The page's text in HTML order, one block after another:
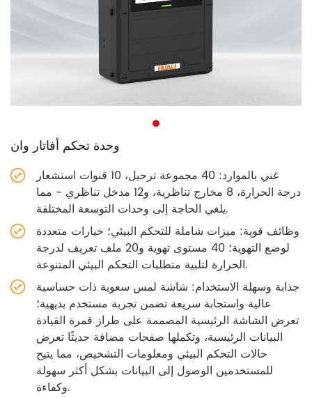
وحدة تحكم أفاتار وان
غني بالموارد: 40 مجموعة ترحيل، 10 قنوات استشعار
درجة الحرارة، 8 مخارج تناظرية، و12 مدخل تناظري - مما
يلغي الحاجة إلى وحدات التوسعة المختلفة.
وظائف قوية: ميزات شاملة للتحكم البيئي؛ خيارات متعددة
لوضع التهوية؛ 40 مستوى تهوية و20 ملف تعريف لدرجة
الحرارة لتلبية متطلبات التحكم البيئي المتنوعة.
جذابة وسهلة الاستخدام: شاشة لمس سعوية ذات حساسية
عالية واستجابة سريعة تضمن تجربة مستخدم بديهية؛
تعرض الشاشة الرئيسية المصممة على طراز قمرة القيادة
البيانات الرئيسية، وتكملها صفحات مضافة حديثًا تعرض
حالات التحكم البيئي ومعلومات التشخيص، مما يتيح
للمستخدمين الوصول إلى البيانات بشكل أكثر سهولة
وكفاءة.